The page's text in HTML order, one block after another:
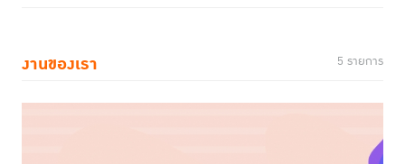
งานของเรา 5 รายการ